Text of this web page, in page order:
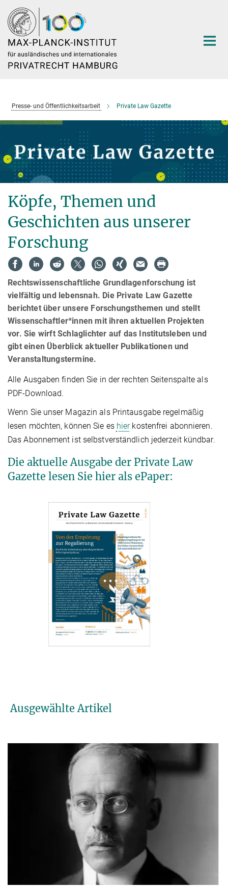
Hauptinhalt
Presse- und Öffentlichkeitsarbeit Private Law Gazette
Köpfe, Themen und
Geschichten aus unserer
Forschung
Rechtswissenschaftliche Grundlagenforschung ist
vielfältig und lebensnah. Die Private Law Gazette
berichtet über unsere Forschungsthemen und stellt
Wissenschaftler*innen mit ihren aktuellen Projekten
vor. Sie wirft Schlaglichter auf das Institutsleben und
gibt einen Überblick aktueller Publikationen und
Veranstaltungstermine.
Alle Ausgaben finden Sie in der rechten Seitenspalte als
PDF-Download.
Wenn Sie unser Magazin als Printausgabe regelmäßig
lesen möchten, können Sie es hierkostenfrei abonnieren.
Das Abonnement ist selbstverständlich jederzeit kündbar.
Die aktuelle Ausgabe der Private Law
Gazette lesen Sie hier als ePaper:
Ausgewählte Artikel